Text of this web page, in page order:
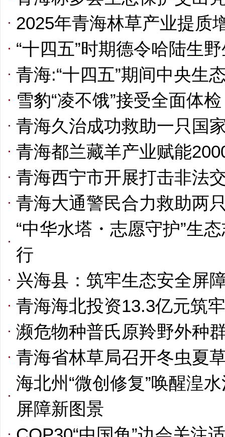
2025年青海林草产业提质
“十四五”时期德令哈陆生
青海:“十四五”期间中央生
雪豹“凌不饿”接受全面体检
青海久治成功救助一只国
青海都兰藏羊产业赋能
青海西宁市开展打击非法
青海大通警民合力救助两
“中华水塔・志愿守护”生
行
兴海县：筑牢生态安全屏
青海海北投资13.3亿元筑
濒危物种普氏原羚野外种
青海省林草局召开冬虫夏
海北州“微创修复”唤醒湟
屏障新图景